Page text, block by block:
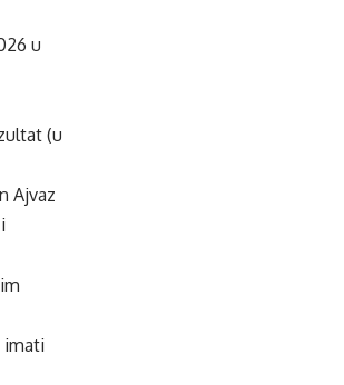
u
(u
Ajvaz
imati